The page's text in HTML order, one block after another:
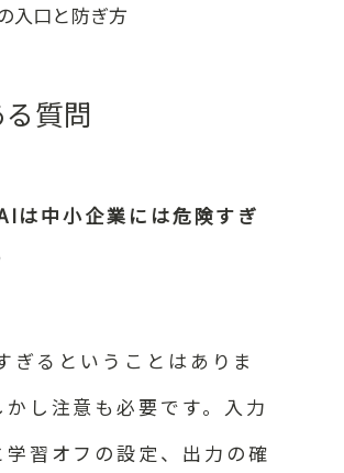
入口と防ぎ方
質問
は中小企業には危険すぎ
ぎるということはありま
かし注意も必要です。入力
学習オフの設定、出力の確